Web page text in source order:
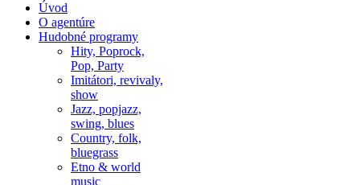
Úvod
O agentúre
Hudobné programy
Hity, Poprock,
Pop, Party
Imitátori, revivaly,
show
Jazz, popjazz,
swing, blues
Country, folk,
bluegrass
Etno & world
music